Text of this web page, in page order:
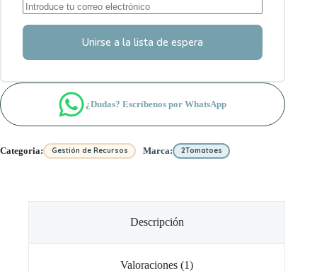
Unirse a la lista de espera
¿Dudas? Escríbenos por WhatsApp
Categoria: Gestión de Recursos Marca: 2Tomatoes
Descripción
Valoraciones (1)